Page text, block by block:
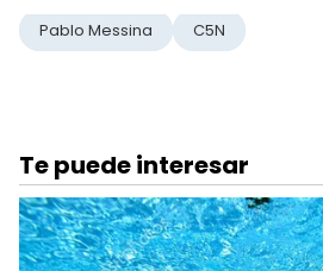
Pablo Messina C5N